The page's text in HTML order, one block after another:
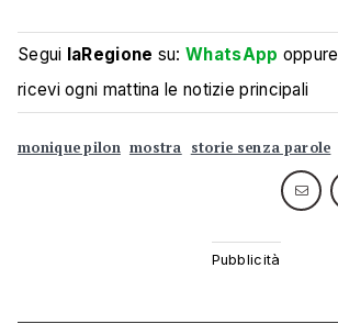
Segui laRegione su:WhatsApp oppure
ricevi ogni mattina le notizie principali
monique pilon mostra storie senza parole